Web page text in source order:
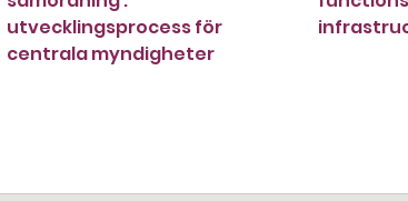
utvecklingsprocess för
centrala myndigheter